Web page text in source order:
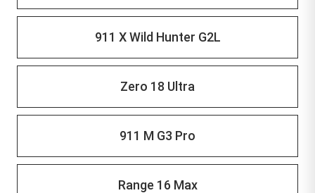
911 X Wild Hunter G2L
Zero 18 Ultra
911 M G3 Pro
Range 16 Max